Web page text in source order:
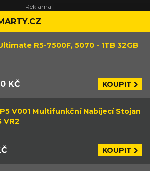
R5-7500F, 5070 - 1TB 32GB
KČ KOUPIT
V001 Multifunkční Nabíjecí Stojan
VR2
KOUPIT